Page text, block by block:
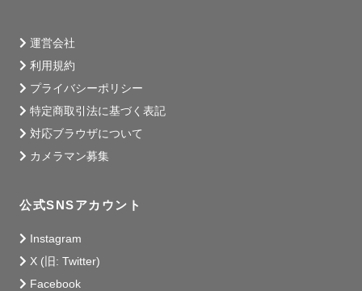
運営会社
利用規約
プライバシーポリシー
特定商取引法に基づく表記
対応ブラウザについて
カメラマン募集
公式SNSアカウント
Instagram
X (旧: Twitter)
Facebook